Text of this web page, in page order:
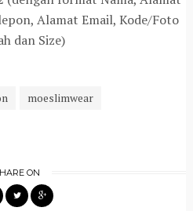
Alamat Email, Kode/Foto
dan Size)
moeslimwear
ON